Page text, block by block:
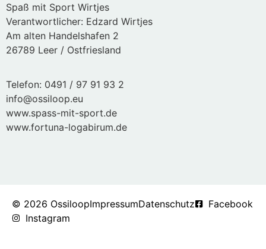
Spaß mit Sport Wirtjes
Verantwortlicher: Edzard Wirtjes
Am alten Handelshafen 2
26789 Leer / Ostfriesland
Telefon: 0491 / 97 91 93 2
info@ossiloop.eu
www.spass-mit-sport.de
www.fortuna-logabirum.de
© 2026 OssiloopImpressumDatenschutz
Facebook
Instagram